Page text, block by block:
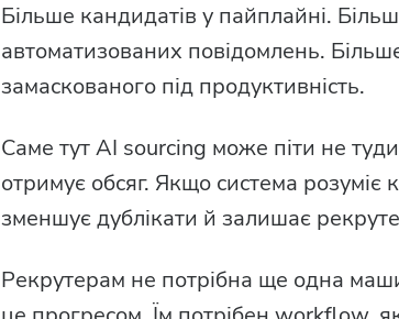
Більше кандидатів у пайплайні.
автоматизованих повідомлень.
замаскованого під продуктивність.
Саме тут AI sourcing може піти не
отримує обсяг. Якщо система розуміє
зменшує дублікати й залишає
Рекрутерам не потрібна ще одна